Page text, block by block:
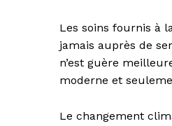
Les soins fournis à
jamais auprès de
n’est guère
moderne et
Le changement